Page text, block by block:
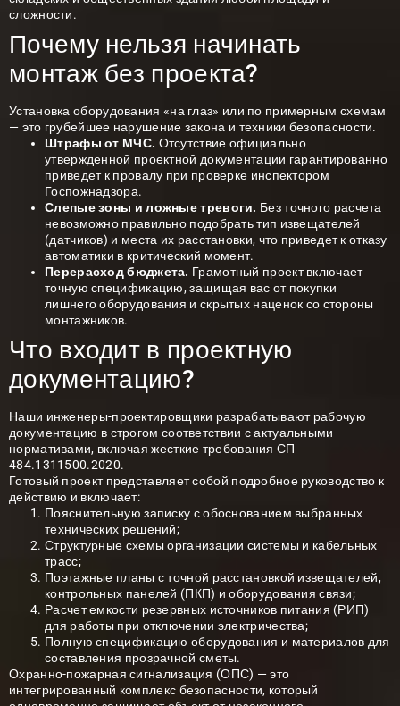
сложности.
Почему нельзя начинать
монтаж без проекта?
Установка оборудования «на глаз» или по примерным схемам
— это грубейшее нарушение закона и техники безопасности.
Штрафы от МЧС. Отсутствие официально
утвержденной проектной документации гарантированно
приведет к провалу при проверке инспектором
Госпожнадзора.
Слепые зоны и ложные тревоги. Без точного расчета
невозможно правильно подобрать тип извещателей
(датчиков) и места их расстановки, что приведет к отказу
автоматики в критический момент.
Перерасход бюджета. Грамотный проект включает
точную спецификацию, защищая вас от покупки
лишнего оборудования и скрытых наценок со стороны
монтажников.
Что входит в проектную
документацию?
Наши инженеры-проектировщики разрабатывают рабочую
документацию в строгом соответствии с актуальными
нормативами, включая жесткие требования СП
484.1311500.2020.
Готовый проект представляет собой подробное руководство к
действию и включает:
Пояснительную записку с обоснованием выбранных
технических решений;
Структурные схемы организации системы и кабельных
трасс;
Поэтажные планы с точной расстановкой извещателей,
контрольных панелей (ПКП) и оборудования связи;
Расчет емкости резервных источников питания (РИП)
для работы при отключении электричества;
Полную спецификацию оборудования и материалов для
составления прозрачной сметы.
Охранно-пожарная сигнализация (ОПС) — это
интегрированный комплекс безопасности, который